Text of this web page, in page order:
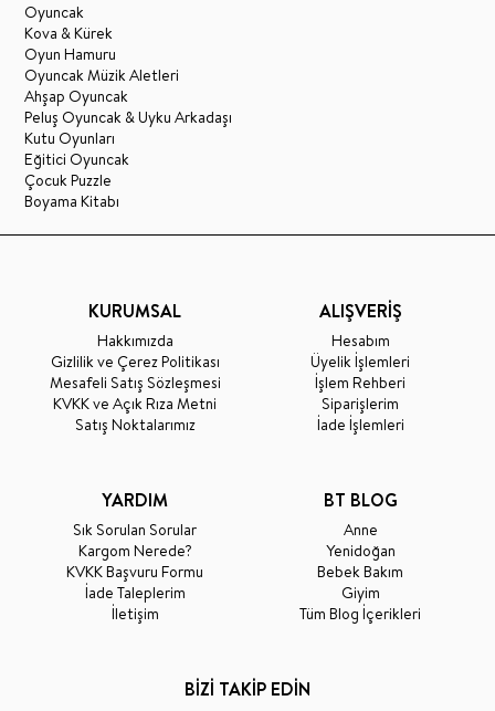
Oyuncak
Kova & Kürek
Oyun Hamuru
Oyuncak Müzik Aletleri
Ahşap Oyuncak
Peluş Oyuncak & Uyku Arkadaşı
Kutu Oyunları
Eğitici Oyuncak
Çocuk Puzzle
Boyama Kitabı
KURUMSAL
Hakkımızda
Gizlilik ve Çerez Politikası
Mesafeli Satış Sözleşmesi
KVKK ve Açık Rıza Metni
Satış Noktalarımız
ALIŞVERİŞ
Hesabım
Üyelik İşlemleri
İşlem Rehberi
Siparişlerim
İade İşlemleri
YARDIM
Sık Sorulan Sorular
Kargom Nerede?
KVKK Başvuru Formu
İade Taleplerim
İletişim
BT BLOG
Anne
Yenidoğan
Bebek Bakım
Giyim
Tüm Blog İçerikleri
BİZİ TAKİP EDİN